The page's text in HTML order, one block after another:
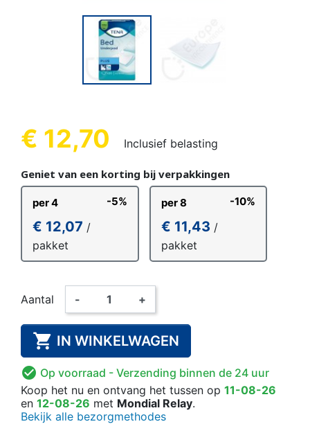
€ 12,70 Inclusief belasting
Geniet van een korting bij verpakkingen
per 4 -5%
€ 12,07 /
pakket
per 8 -10%
€ 11,43 /
pakket
Aantal - +
 IN WINKELWAGEN
 Op voorraad - Verzending binnen de 24 uur
Koop het nu en ontvang het tussen op 11-08-26
en 12-08-26 met Mondial Relay.
Bekijk alle bezorgmethodes